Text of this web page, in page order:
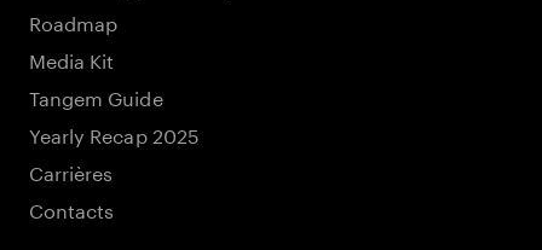
Roadmap
Media Kit
Tangem Guide
Yearly Recap 2025
Carrières
Contacts